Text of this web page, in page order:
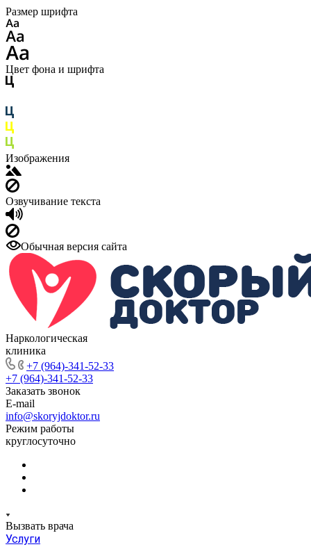
Размер шрифта
Цвет фона и шрифта
Изображения
Озвучивание текста
Обычная версия сайта
Наркологическая
клиника
+7 (964)-341-52-33
+7 (964)-341-52-33
Заказать звонок
E-mail
info@skoryjdoktor.ru
Режим работы
круглосуточно
Вызвать врача
Услуги